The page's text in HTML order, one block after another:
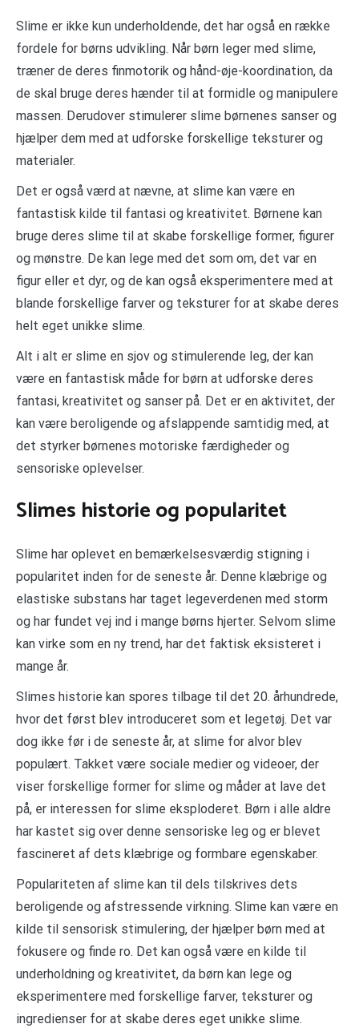
Slime er ikke kun underholdende, det har også en række
fordele for børns udvikling. Når børn leger med slime,
træner de deres finmotorik og hånd-øje-koordination, da
de skal bruge deres hænder til at formidle og manipulere
massen. Derudover stimulerer slime børnenes sanser og
hjælper dem med at udforske forskellige teksturer og
materialer.
Det er også værd at nævne, at slime kan være en
fantastisk kilde til fantasi og kreativitet. Børnene kan
bruge deres slime til at skabe forskellige former, figurer
og mønstre. De kan lege med det som om, det var en
figur eller et dyr, og de kan også eksperimentere med at
blande forskellige farver og teksturer for at skabe deres
helt eget unikke slime.
Alt i alt er slime en sjov og stimulerende leg, der kan
være en fantastisk måde for børn at udforske deres
fantasi, kreativitet og sanser på. Det er en aktivitet, der
kan være beroligende og afslappende samtidig med, at
det styrker børnenes motoriske færdigheder og
sensoriske oplevelser.
Slimes historie og popularitet
Slime har oplevet en bemærkelsesværdig stigning i
popularitet inden for de seneste år. Denne klæbrige og
elastiske substans har taget legeverdenen med storm
og har fundet vej ind i mange børns hjerter. Selvom slime
kan virke som en ny trend, har det faktisk eksisteret i
mange år.
Slimes historie kan spores tilbage til det 20. århundrede,
hvor det først blev introduceret som et legetøj. Det var
dog ikke før i de seneste år, at slime for alvor blev
populært. Takket være sociale medier og videoer, der
viser forskellige former for slime og måder at lave det
på, er interessen for slime eksploderet. Børn i alle aldre
har kastet sig over denne sensoriske leg og er blevet
fascineret af dets klæbrige og formbare egenskaber.
Populariteten af slime kan til dels tilskrives dets
beroligende og afstressende virkning. Slime kan være en
kilde til sensorisk stimulering, der hjælper børn med at
fokusere og finde ro. Det kan også være en kilde til
underholdning og kreativitet, da børn kan lege og
eksperimentere med forskellige farver, teksturer og
ingredienser for at skabe deres eget unikke slime.